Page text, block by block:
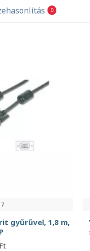
0
gyűrűvel, 1,8 m,